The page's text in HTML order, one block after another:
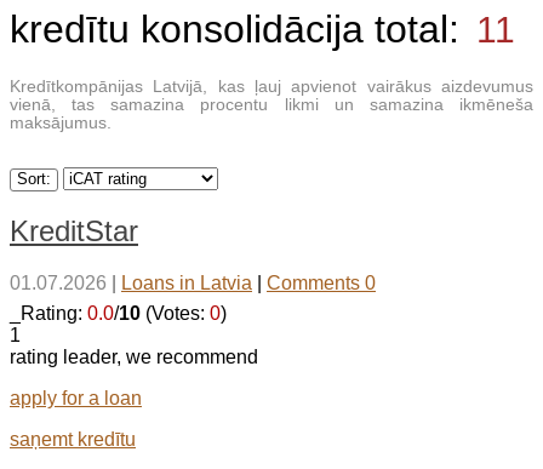
kredītu konsolidācija total: 11
Kredītkompānijas Latvijā, kas ļauj apvienot vairākus aizdevumus
vienā, tas samazina procentu likmi un samazina ikmēneša
maksājumus.
Sort:
KreditStar
01.07.2026 Loans in Latvia
Comments 0
_Rating: 0.0/10 (Votes: 0)
1
rating leader, we recommend
apply for a loan
saņemt kredītu